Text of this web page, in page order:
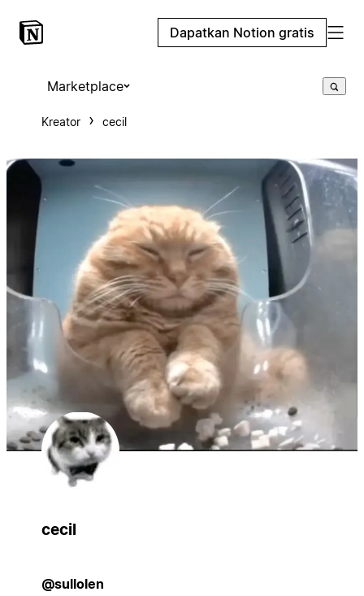
Dapatkan Notion gratis
Marketplace
Kreator cecil
cecil
@sullolen